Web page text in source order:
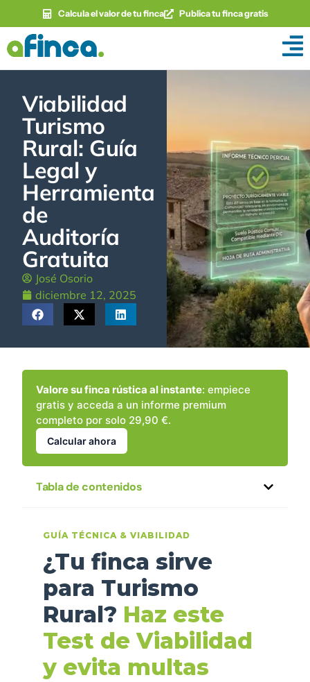
Calcula el valor de tu finca Publica tu finca gratis
Viabilidad
Turismo
Rural: Guía
Legal y
Herramienta
de
Auditoría
Gratuita
José Osorio
diciembre 12, 2025
Valore su finca rústica al instante: empiece
gratis y acceda a un informe premium
completo por solo 29,90 €.
Calcular ahora
Tabla de contenidos
GUÍA TÉCNICA & VIABILIDAD
¿Tu finca sirve
para Turismo
Rural? Haz este
Test de Viabilidad
y evita multas